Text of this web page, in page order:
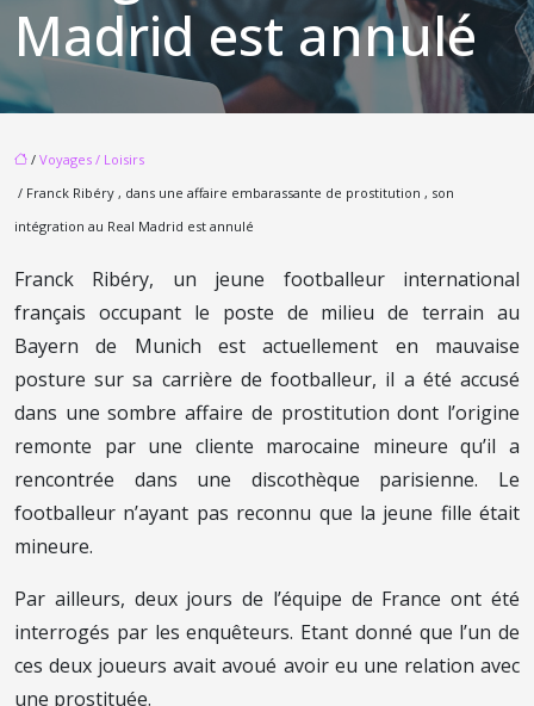
Madrid est annulé
/ Voyages / Loisirs
/ Franck Ribéry , dans une affaire embarassante de prostitution , son
intégration au Real Madrid est annulé
Franck Ribéry, un jeune footballeur international
français occupant le poste de milieu de terrain au
Bayern de Munich est actuellement en mauvaise
posture sur sa carrière de footballeur, il a été accusé
dans une sombre affaire de prostitution dont l’origine
remonte par une cliente marocaine mineure qu’il a
rencontrée dans une discothèque parisienne. Le
footballeur n’ayant pas reconnu que la jeune fille était
mineure.
Par ailleurs, deux jours de l’équipe de France ont été
interrogés par les enquêteurs. Etant donné que l’un de
ces deux joueurs avait avoué avoir eu une relation avec
une prostituée.